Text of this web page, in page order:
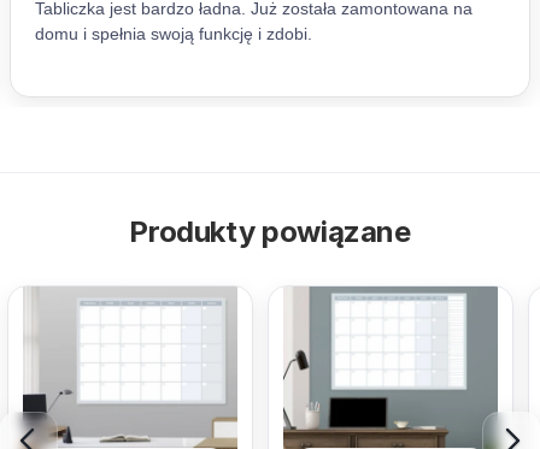
Produkty powiązane